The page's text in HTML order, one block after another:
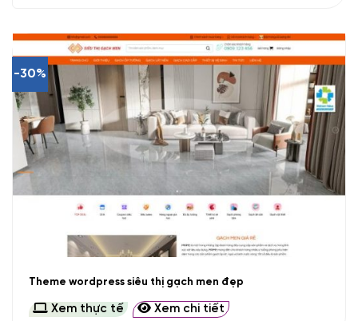
-30%
Theme wordpress siêu thị gạch men đẹp
Xem thực tế Xem chi tiết